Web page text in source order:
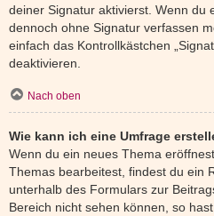
deiner Signatur aktivierst. Wenn du
dennoch ohne Signatur verfassen
einfach das Kontrollkästchen
deaktivieren.
Nach oben
Wie kann ich eine Umfrage
Wenn du ein neues Thema
Themas bearbeitest, findest du ein
unterhalb des Formulars zur
Bereich nicht sehen können, so